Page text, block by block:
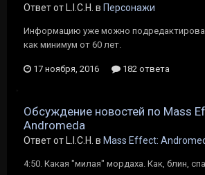
Ответ от L.I.C.H. в Персонажи
Информацию уже можно
как минимум от 60 лет.
17 ноября, 2016 182 ответа
Обсуждение новостей по Mass
Andromeda
Ответ от L.I.C.H. в Mass Effect:
4:50. Какая "милая" мордаха. Как, блин,